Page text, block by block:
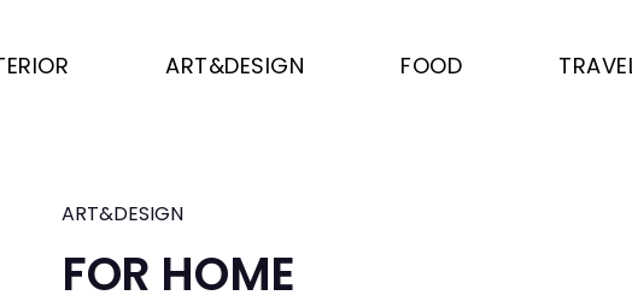
ART&DESIGN FOOD
ART&DESIGN
FOR HOME